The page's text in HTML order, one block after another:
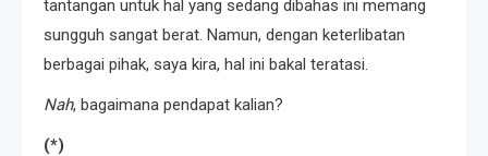
tantangan untuk hal yang sedang dibahas ini memang
sungguh sangat berat. Namun, dengan keterlibatan
berbagai pihak, saya kira, hal ini bakal teratasi.
Nah, bagaimana pendapat kalian?
(*)